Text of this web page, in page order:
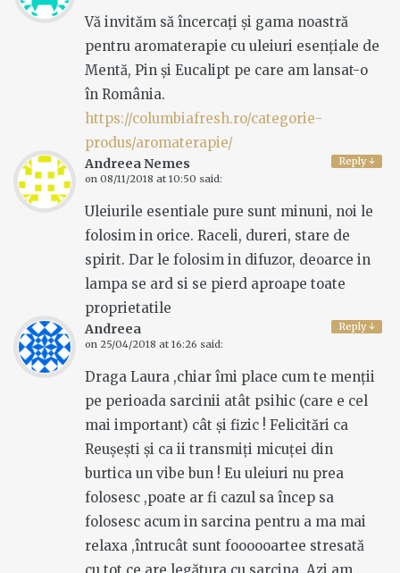
Vă invităm să încercați și gama noastră
pentru aromaterapie cu uleiuri esențiale de
Mentă, Pin și Eucalipt pe care am lansat-o
în România.
https://columbiafresh.ro/categorie-
produs/aromaterapie/
Reply↓
Andreea Nemes
on 08/11/2018 at 10:50 said:
Uleiurile esentiale pure sunt minuni, noi le
folosim in orice. Raceli, dureri, stare de
spirit. Dar le folosim in difuzor, deoarce in
lampa se ard si se pierd aproape toate
proprietatile
Reply↓
Andreea
on 25/04/2018 at 16:26 said:
Draga Laura ,chiar îmi place cum te menții
pe perioada sarcinii atât psihic (care e cel
mai important) cât și fizic ! Felicitări ca
Reușești și ca ii transmiți micuței din
burtica un vibe bun ! Eu uleiuri nu prea
folosesc ,poate ar fi cazul sa încep sa
folosesc acum in sarcina pentru a ma mai
relaxa ,întrucât sunt foooooartee stresată
cu tot ce are legătura cu sarcina. Azi am